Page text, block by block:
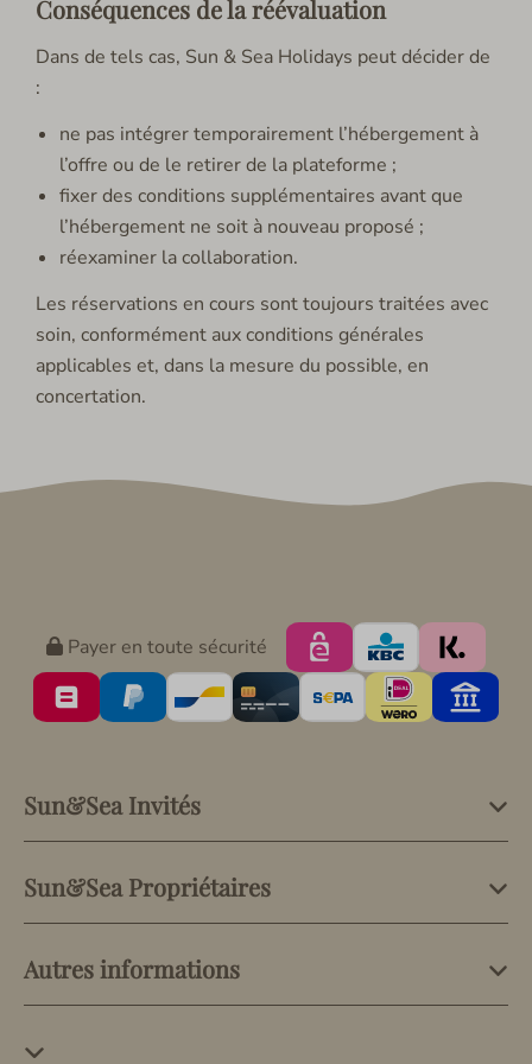
Conséquences de la réévaluation
Dans de tels cas, Sun & Sea Holidays peut décider de
:
ne pas intégrer temporairement l’hébergement à
l’offre ou de le retirer de la plateforme ;
fixer des conditions supplémentaires avant que
l’hébergement ne soit à nouveau proposé ;
réexaminer la collaboration.
Les réservations en cours sont toujours traitées avec
soin, conformément aux conditions générales
applicables et, dans la mesure du possible, en
concertation.
Payer en toute sécurité
Sun&Sea Invités
Sun&Sea Propriétaires
Autres informations